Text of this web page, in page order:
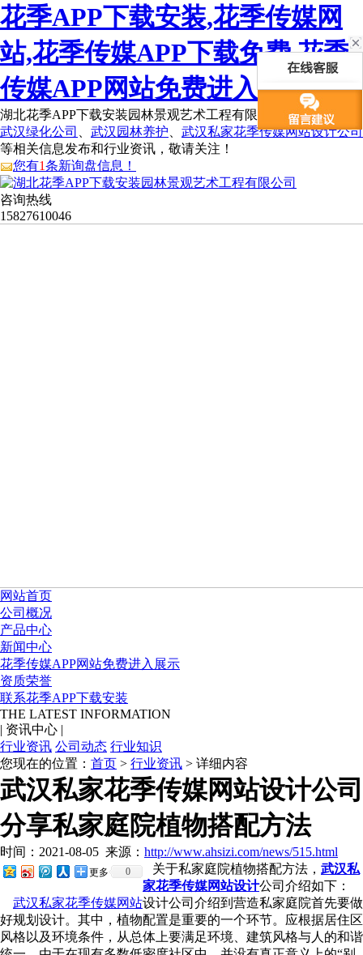
花季APP下载安装,花季传媒网
站,花季传媒APP下载免费,花季
传媒APP网站免费进入
湖北花季APP下载安装园林景观艺术工程有限公司为您免费提供
武汉绿化公司
武汉园林养护
武汉私家花季传媒网站设计公司
等相关信息发布和行业资讯，敬请关注！
您有1条新询盘信息！
咨询热线
15827610046
网站首页
公司概况
产品中心
新闻中心
花季传媒APP网站免费进入展示
资质荣誉
联系花季APP下载安装
THE LATEST INFORMATION
| 资讯中心 |
行业资讯 公司动态 行业知识
您现在的位置： 首页 > 行业资讯 > 详细内容
武汉私家花季传媒网站设计公司
分享私家庭院植物搭配方法
时间：2021-08-05 来源： http://www.ahsizi.com/news/515.html
更多 0 关于私家庭院植物搭配方法， 武汉私
家花季传媒网站设计公司介绍如下：
武汉私家花季传媒网站设计公司介绍到营造私家庭院首先要做
好规划设计。其中，植物配置是重要的一个环节。应根据居住区
风格以及环境条件，从总体上要满足环境、建筑风格与人的和谐